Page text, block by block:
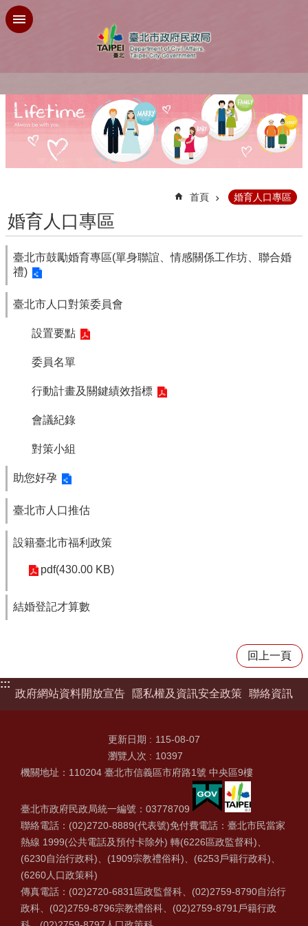
跳到主要內容區塊
首頁 婚育人口專區
婚育人口專區
臺北市鼓勵婚育專區(單身聯誼、情感關係工作坊、聯合婚
禮)
臺北市人口對策委員會
設置要點
委員名單
行動計畫及關鍵績效指標
會議紀錄
對策小組
助您好孕
臺北市人口推估
設籍臺北市福利政策
pdf(430.00 KB)
結婚登記才算數
回上一頁
:::
政府網站資料開放宣告
隱私權及資訊安全政策 聯絡資訊
更新日期
115-08-07
瀏覽人次
10397
機關地址：110204 臺北市信義區市府路1號 中央區9樓
臺北市政府民政局統一編號：03778709
聯絡電話：(02)2720-8889(代表號)免付費電話：臺北市民當家
熱線 1999(公共電話及預付卡除外) 轉(6226區政監督科)、
(6230自治行政科)、(1909宗教禮俗科)、(6253戶籍行政科)、
(6260人口政策科)
傳真電話：(02)2720-6831區政監督科、(02)2759-8790自治行
政科、(02)2759-8796宗教禮俗科、(02)2759-8791戶籍行政